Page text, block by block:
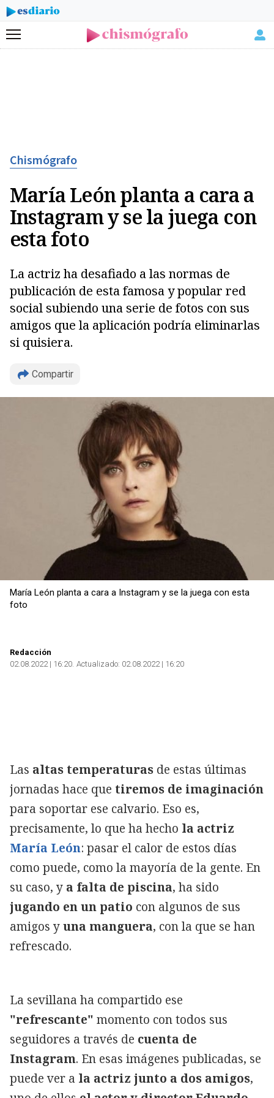
Menú
Chismógrafo
María León planta a cara a
Instagram y se la juega con
esta foto
La actriz ha desafiado a las normas de
publicación de esta famosa y popular red
social subiendo una serie de fotos con sus
amigos que la aplicación podría eliminarlas
si quisiera.
Compartir
María León planta a cara a Instagram y se la juega con esta
foto
Redacción
02.08.2022 | 16:20 Actualizado: 02.08.2022 | 16:20
Las altas temperaturas de estas últimas
jornadas hace que tiremos de imaginación
para soportar ese calvario. Eso es,
precisamente, lo que ha hecho la actriz
María León: pasar el calor de estos días
como puede, como la mayoría de la gente. En
su caso, y a falta de piscina, ha sido
jugando en un patio con algunos de sus
amigos yuna manguera, con la que se han
refrescado.
La sevillana ha compartido ese
"refrescante" momento con todos sus
seguidores a través de cuenta de
Instagram. En esas imágenes publicadas, se
puede ver a la actriz junto a dos amigos,